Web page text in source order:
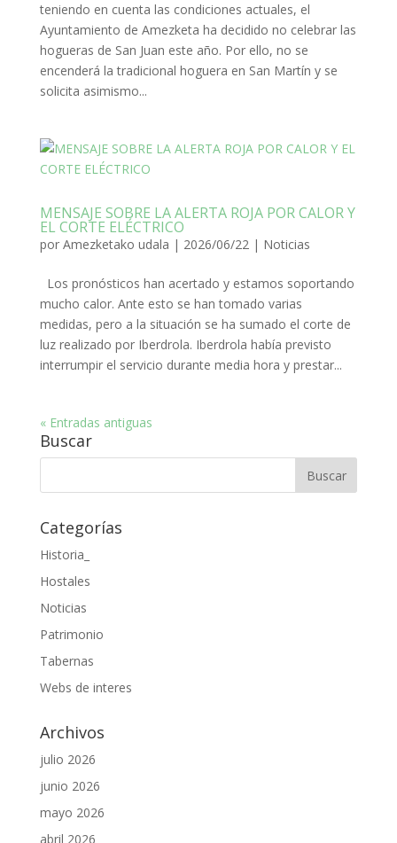
teniendo en cuenta las condiciones actuales, el
Ayuntamiento de Amezketa ha decidido no celebrar las
hogueras de San Juan este año. Por ello, no se
encenderá la tradicional hoguera en San Martín y se
solicita asimismo...
MENSAJE SOBRE LA ALERTA ROJA POR CALOR Y
EL CORTE ELÉCTRICO
por Amezketako udala | 2026/06/22| Noticias
Los pronósticos han acertado y estamos soportando
mucho calor. Ante esto se han tomado varias
medidas, pero a la situación se ha sumado el corte de
luz realizado por Iberdrola. Iberdrola había previsto
interrumpir el servicio durante media hora y prestar...
« Entradas antiguas
Buscar
Categorías
Historia_
Hostales
Noticias
Patrimonio
Tabernas
Webs de interes
Archivos
julio 2026
junio 2026
mayo 2026
abril 2026